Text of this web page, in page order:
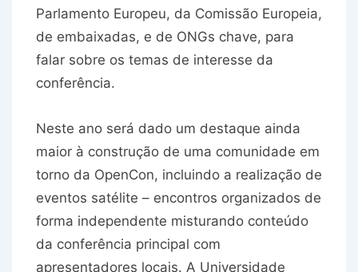
Parlamento Europeu, da Comissão Europeia,
de embaixadas, e de ONGs chave, para
falar sobre os temas de interesse da
conferência.
Neste ano será dado um destaque ainda
maior à construção de uma comunidade em
torno da OpenCon, incluindo a realização de
eventos satélite – encontros organizados de
forma independente misturando conteúdo
da conferência principal com
apresentadores locais. A Universidade